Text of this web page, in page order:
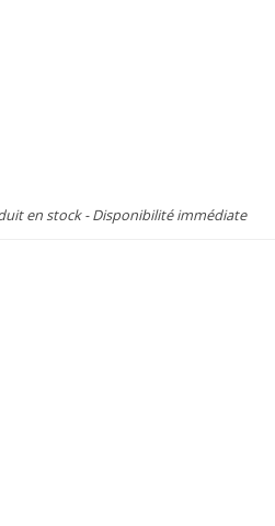
en stock - Disponibilité immédiate